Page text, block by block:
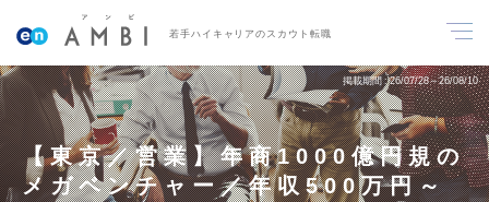
若手ハイキャリアのスカウト転職
掲載期間 26/07/28～26/08/10
【東京／営業】年商1000億円規の
メガベンチャー／年収500万円～